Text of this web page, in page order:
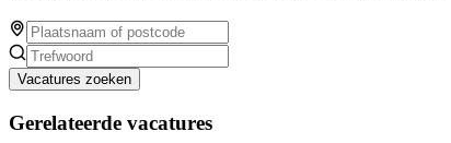
Vacatures zoeken
Gerelateerde vacatures